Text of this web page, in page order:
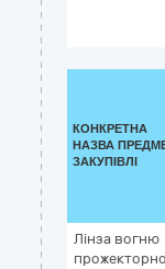
КОНКРЕТНА
НАЗВА
ЗАКУПІВЛІ
Лінза вогню